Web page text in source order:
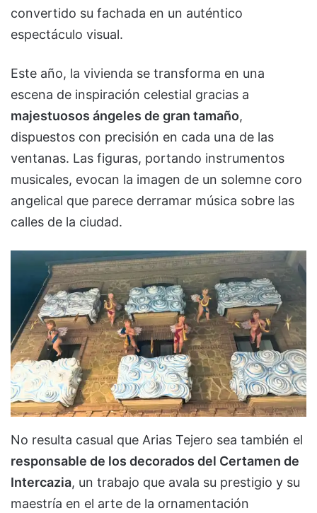
convertido su fachada en un auténtico
espectáculo visual.
Este año, la vivienda se transforma en una
escena de inspiración celestial gracias a
majestuosos ángeles de gran tamaño,
dispuestos con precisión en cada una de las
ventanas. Las figuras, portando instrumentos
musicales, evocan la imagen de un solemne coro
angelical que parece derramar música sobre las
calles de la ciudad.
No resulta casual que Arias Tejero sea también el
responsable de los decorados del Certamen de
Intercazia, un trabajo que avala su prestigio y su
maestría en el arte de la ornamentación